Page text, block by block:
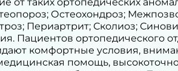
Остеохондроз;
Периартрит; Сколиоз;
Пациентов ортопедического
комфортные условия,
помощь,